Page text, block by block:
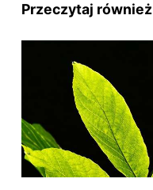
Przeczytaj również